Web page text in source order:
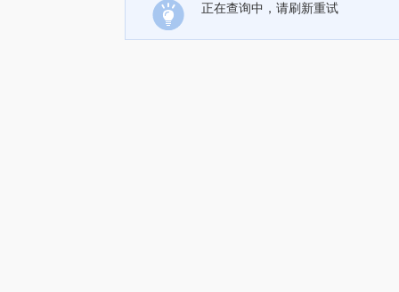
正在查询中，请刷新重试